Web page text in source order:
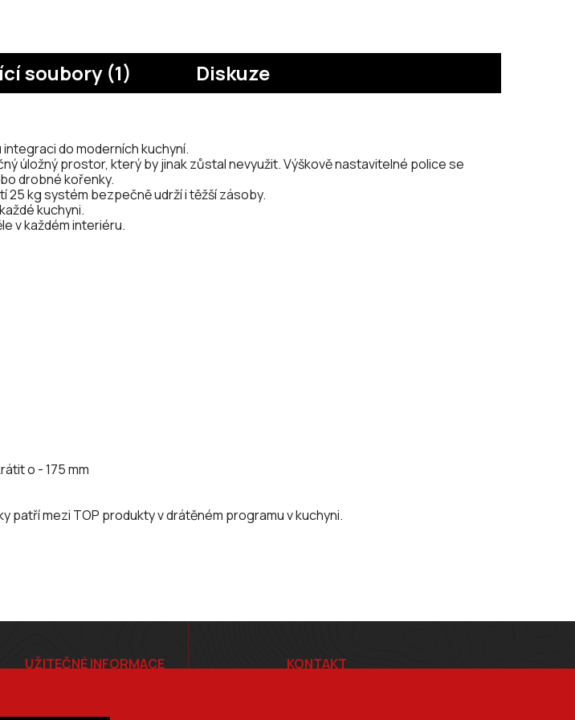
soubory (1) Diskuze
do moderních kuchyní.
úložný prostor, který by jinak zůstal nevyužit. Výškově nastavitelné police se
drobné kořenky.
25 kg systém bezpečně udrží i těžší zásoby.
kuchyni.
v každém interiéru.
o - 175 mm
mezi TOP produkty v drátěném programu v kuchyni.
UŽITEČNÉ INFORMACE
Ceník
KONTAKT